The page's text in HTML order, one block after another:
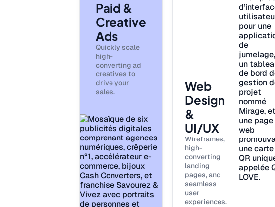
Paid &
Creative
Ads
Quickly scale
high-
converting ad
creatives to
drive your
sales.
Web
Design
&
UI/UX
Wireframes,
high-
converting
landing
pages, and
seamless
user
experiences.